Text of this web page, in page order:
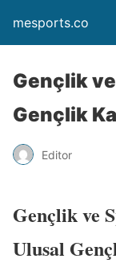
mesports.co
Gençlik ve
Gençlik
Editor
Gençlik ve
Ulusal